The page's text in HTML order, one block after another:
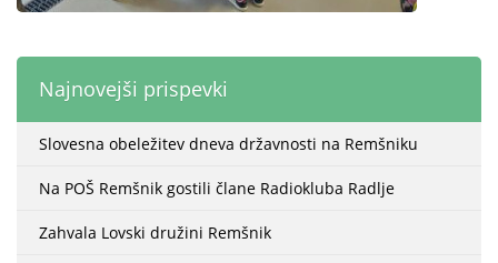
Najnovejši prispevki
Slovesna obeležitev dneva državnosti na Remšniku
Na POŠ Remšnik gostili člane Radiokluba Radlje
Zahvala Lovski družini Remšnik